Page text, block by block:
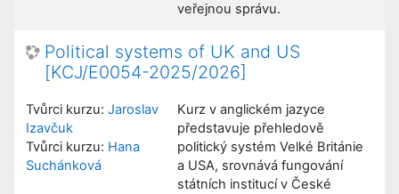
veřejnou správu.
Political systems of UK and US
[KCJ/E0054-2025/2026]
Kurz v anglickém jazyce
představuje přehledově
politický systém Velké Británie
a USA, srovnává fungování
státních institucí v České
Tvůrci kurzu: Jaroslav
Izavčuk
Tvůrci kurzu: Hana
Suchánková